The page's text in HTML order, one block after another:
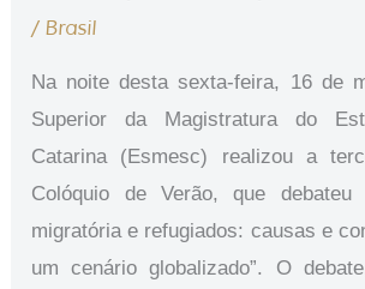
/ Brasil
Na noite desta sexta-feira, 16 de
Superior da Magistratura do
Catarina (Esmesc) realizou a
Colóquio de Verão, que
migratória e refugiados: causas e
um cenário globalizado”. O